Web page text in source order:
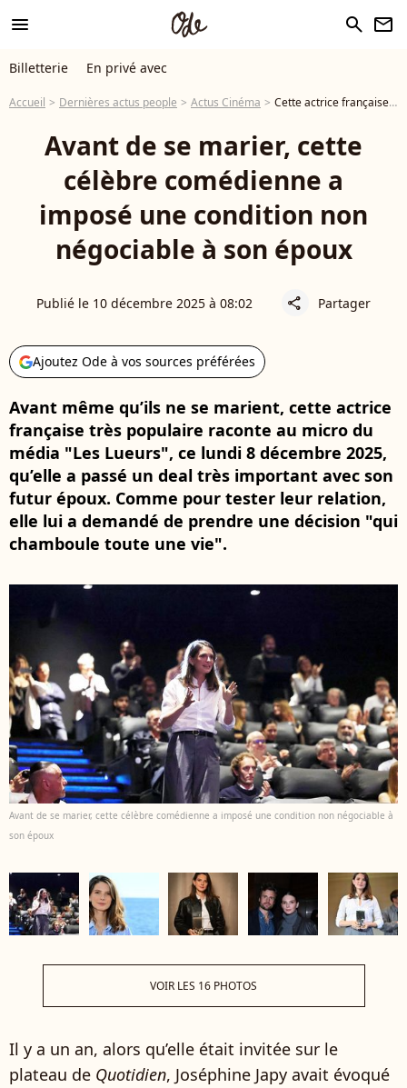
menu search newsletter
Billetterie En privé avec
Accueil Dernières actus people Actus Cinéma Cette actrice française a prévenu son mari avant que leur histoire ne devienne sérieuse : "si un jour mes parents ne sont plus là, moi je récupère ma soeur"
Avant de se marier, cette
célèbre comédienne a
imposé une condition non
négociable à son époux
Publié le 10 décembre 2025 à 08:02 share Partager
Ajoutez Ode à vos sources préférées
Avant même qu’ils ne se marient, cette actrice
française très populaire raconte au micro du
média "Les Lueurs", ce lundi 8 décembre 2025,
qu’elle a passé un deal très important avec son
futur époux. Comme pour tester leur relation,
elle lui a demandé de prendre une décision "qui
chamboule toute une vie".
Avant de se marier, cette célèbre comédienne a imposé une condition non négociable à
son époux
VOIR LES 16 PHOTOS
Il y a un an, alors qu’elle était invitée sur le
plateau de Quotidien, Joséphine Japy avait évoqué